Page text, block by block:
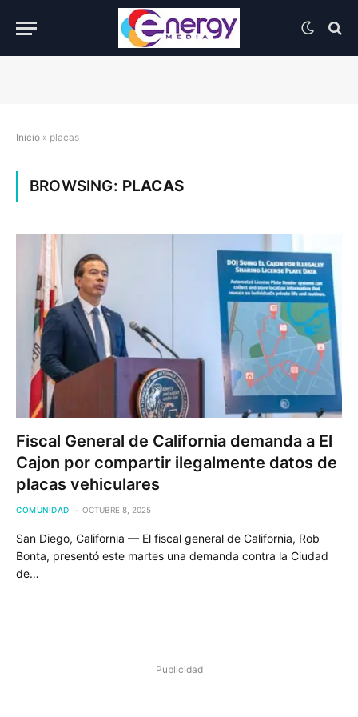
Inicio » placas
BROWSING: PLACAS
Fiscal General de California demanda a El
Cajon por compartir ilegalmente datos de
placas vehiculares
COMUNIDAD OCTUBRE 8, 2025
San Diego, California — El fiscal general de California, Rob
Bonta, presentó este martes una demanda contra la Ciudad
de…
Publicidad